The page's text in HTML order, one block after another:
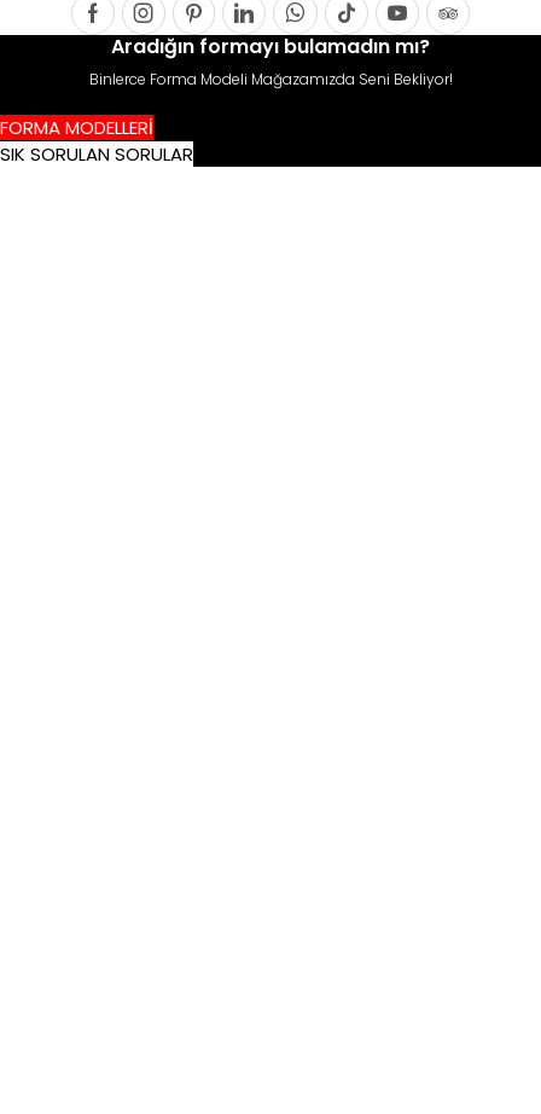
FacebookInstagram
PinterestLinkedinWhatsapp
Tik-
tok
Youtube
Aradığın formayı bulamadın mı?
Binlerce Forma Modeli Mağazamızda Seni Bekliyor!
FORMA MODELLERİ
SIK SORULAN SORULAR